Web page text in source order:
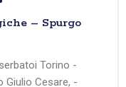
– Spurgo
Torino -
Giulio Cesare, -